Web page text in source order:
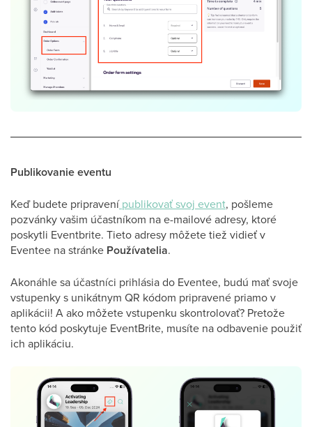
Publikovanie eventu
Keď budete pripravení publikovať svoj event, pošleme
pozvánky vašim účastníkom na e-mailové adresy, ktoré
poskytli Eventbrite. Tieto adresy môžete tiež vidieť v
Eventee na stránke Používatelia.
Akonáhle sa účastníci prihlásia do Eventee, budú mať svoje
vstupenky s unikátnym QR kódom pripravené priamo v
aplikácii! A ako môžete vstupenku skontrolovať? Pretože
tento kód poskytuje EventBrite, musíte na odbavenie použiť
ich aplikáciu.